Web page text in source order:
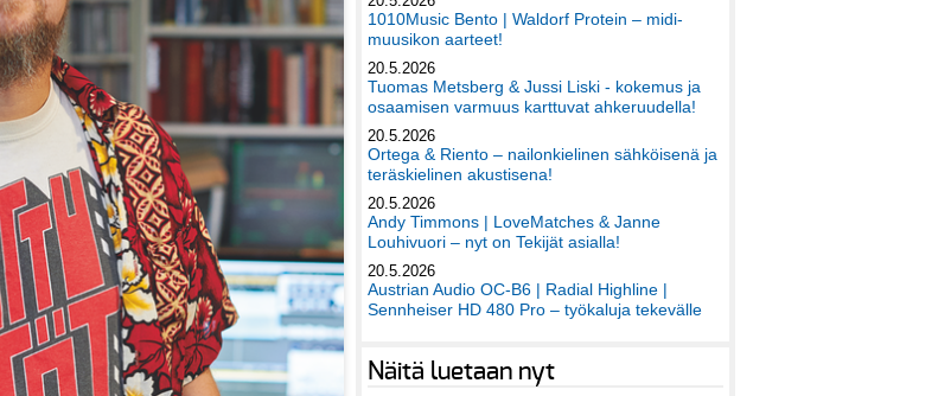
1010Music Bento | Waldorf Protein – midi-
muusikon aarteet!
20.5.2026
Tuomas Metsberg & Jussi Liski - kokemus ja
osaamisen varmuus karttuvat ahkeruudella!
20.5.2026
Ortega & Riento – nailonkielinen sähköisenä ja
teräskielinen akustisena!
20.5.2026
Andy Timmons | LoveMatches & Janne
Louhivuori – nyt on Tekijät asialla!
20.5.2026
Austrian Audio OC-B6 | Radial Highline |
Sennheiser HD 480 Pro – työkaluja tekevälle
Näitä luetaan nyt